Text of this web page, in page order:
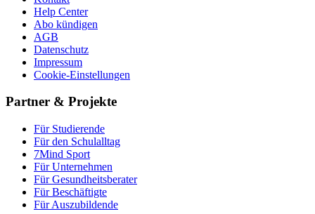
Help Center
Abo kündigen
AGB
Datenschutz
Impressum
Cookie-Einstellungen
Partner & Projekte
Für Stu­die­rende
Für den Schulalltag
7Mind Sport
Für Unter­neh­men
Für Gesund­heits­be­ra­ter
Für Beschäftigte
Für Auszubildende